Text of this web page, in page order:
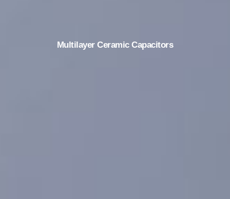
Multilayer Ceramic Capacitors